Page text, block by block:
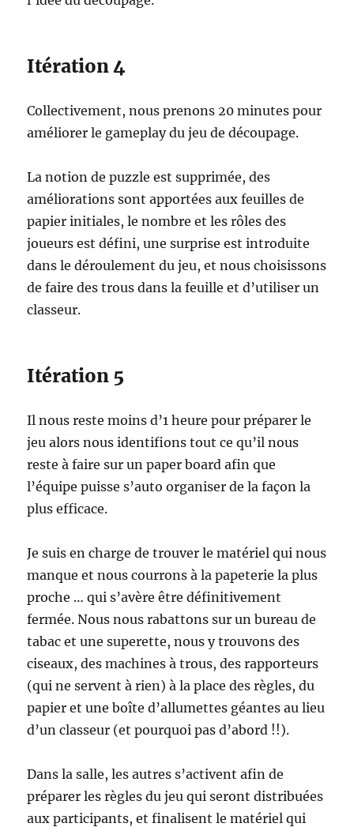
Itération 4
Collectivement, nous prenons 20 minutes pour
améliorer le gameplay du jeu de découpage.
La notion de puzzle est supprimée, des
améliorations sont apportées aux feuilles de
papier initiales, le nombre et les rôles des
joueurs est défini, une surprise est introduite
dans le déroulement du jeu, et nous choisissons
de faire des trous dans la feuille et d’utiliser un
classeur.
Itération 5
Il nous reste moins d’1 heure pour préparer le
jeu alors nous identifions tout ce qu’il nous
reste à faire sur un paper board afin que
l’équipe puisse s’auto organiser de la façon la
plus efficace.
Je suis en charge de trouver le matériel qui nous
manque et nous courrons à la papeterie la plus
proche … qui s’avère être définitivement
fermée. Nous nous rabattons sur un bureau de
tabac et une superette, nous y trouvons des
ciseaux, des machines à trous, des rapporteurs
(qui ne servent à rien) à la place des règles, du
papier et une boîte d’allumettes géantes au lieu
d’un classeur (et pourquoi pas d’abord !!).
Dans la salle, les autres s’activent afin de
préparer les règles du jeu qui seront distribuées
aux participants, et finalisent le matériel qui